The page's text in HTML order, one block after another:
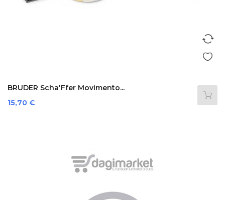
BRUDER Scha'Ffer Movimento...
Prezzo
15,70 €